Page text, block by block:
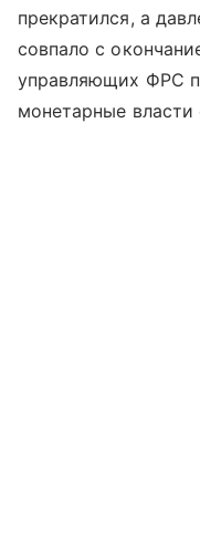
прекратился, а
совпало с
управляющих ФРС
монетарные власти